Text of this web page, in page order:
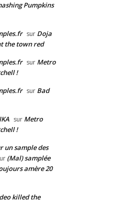
Pumpkins
sur Doja
the town red
sur Metro
!
sur Bad
sur Metro
!
un sample des
(Mal) samplée
amère 20
killed the